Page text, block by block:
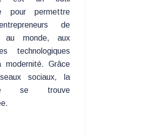
pour permettre
de
au monde, aux
technologiques
Grâce
sociaux, la
se trouve